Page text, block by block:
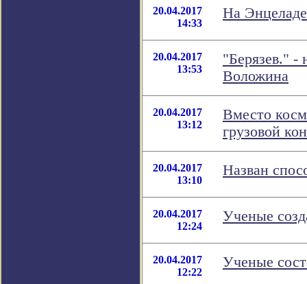
20.04.2017
14:33
На
20.04.2017
13:53
"Берязев." -
Воложина
20.04.2017
13:12
Вместо
грузовой
20.04.2017
13:10
Назван
20.04.2017
12:24
Ученые
20.04.2017
12:22
Ученые